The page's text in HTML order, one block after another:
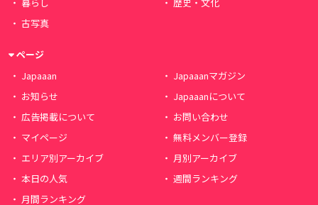
古写真
ページ
Japaaan
Japaaanマガジン
お知らせ
Japaaanについて
広告掲載について
お問い合わせ
マイページ
無料メンバー登録
エリア別アーカイブ
月別アーカイブ
本日の人気
週間ランキング
月間ランキング